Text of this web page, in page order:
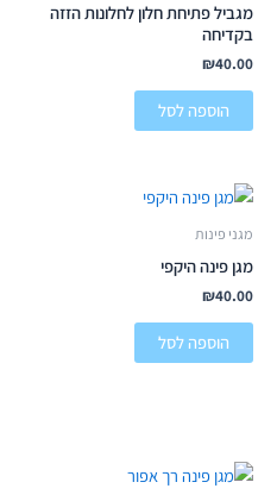
מגביל פתיחת חלון לחלונות הזזה
בקדיחה
₪40.00
הוספה לסל
מגני פינות
מגן פינה היקפי
₪40.00
הוספה לסל